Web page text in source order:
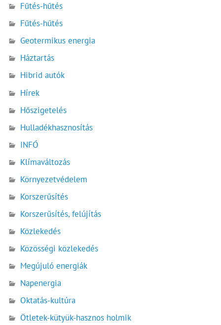
Fűtés-hűtés
Fűtés-hűtés
Geotermikus energia
Háztartás
Hibrid autók
Hírek
Hőszigetelés
Hulladékhasznosítás
INFÓ
Klímaváltozás
Környezetvédelem
Korszerűsítés
Korszerűsítés, felújítás
Közlekedés
Közösségi közlekedés
Megújuló energiák
Napenergia
Oktatás-kultúra
Ötletek-kütyük-hasznos holmik